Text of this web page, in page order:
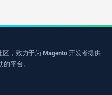
，致力于为 Magento 开发者提供
平台。